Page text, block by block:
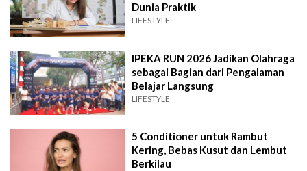
Dunia Praktik
LIFESTYLE
IPEKA RUN 2026 Jadikan Olahraga
sebagai Bagian dari Pengalaman
Belajar Langsung
LIFESTYLE
5 Conditioner untuk Rambut
Kering, Bebas Kusut dan Lembut
Berkilau